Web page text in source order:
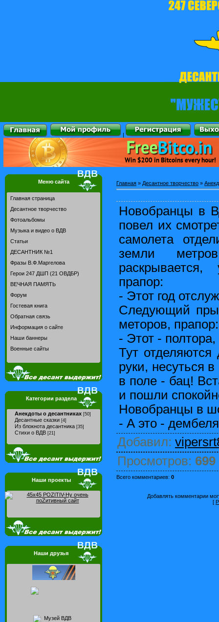
|
Меню сайта
Главная страница
Десантное творчество
Фотоальбомы
Музыка и видео о ВДВ
Статьи
ДЕСАНТНИК №1
Фразы В.Ф.Маргелова
Герои 247 ДШП (21 ОВДБР)
ВЕЧНАЯ ПАМЯТЬ
Форум
Гостевая книга
Обратная связь
Информация о сайте
Наши баннеры
Военные сайты
Категории раздела
Анекдоты о десантниках [50]
Десантные сказки [4]
Из блокнота десантника [35]
Стихи о ВДВ [21]
Наши проекты
Наши друзья
Главная » Десантное творчество »
Новобранцы в
повел их
самолета
земли
раскрывается,
прапор:
- Этот год
Следующий
меторов, прапор:
- Этот -
Тут
руки, несуться
в поле - бац!
и пошли
Новобранцы в
- А это -
Добавил:
Просмотров: 699
Всего комментариев: 0
Добавлять комментарии
[